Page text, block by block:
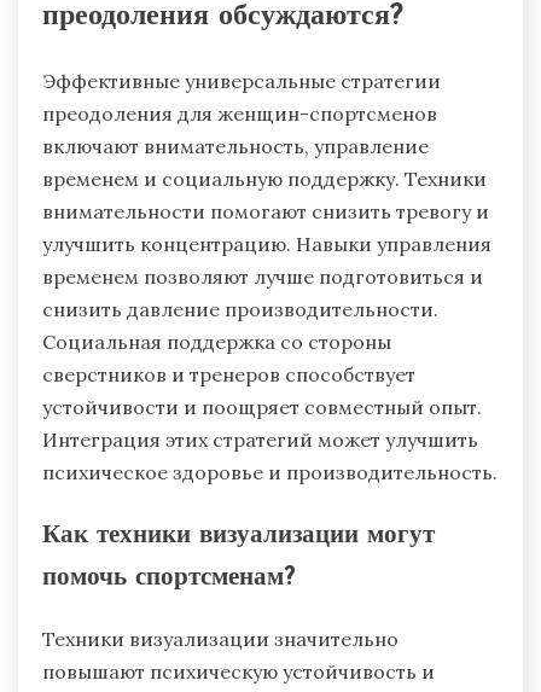
преодоления обсуждаются?
Эффективные универсальные стратегии
преодоления для женщин-спортсменов
включают внимательность, управление
временем и социальную поддержку. Техники
внимательности помогают снизить тревогу и
улучшить концентрацию. Навыки управления
временем позволяют лучше подготовиться и
снизить давление производительности.
Социальная поддержка со стороны
сверстников и тренеров способствует
устойчивости и поощряет совместный опыт.
Интеграция этих стратегий может улучшить
психическое здоровье и производительность.
Как техники визуализации могут
помочь спортсменам?
Техники визуализации значительно
повышают психическую устойчивость и